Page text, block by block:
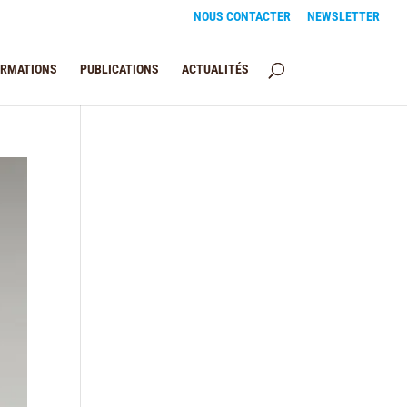
NOUS CONTACTER NEWSLETTER
PUBLICATIONS ACTUALITÉS